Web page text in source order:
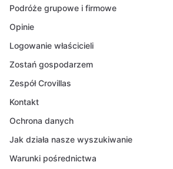
Podróże grupowe i firmowe
Opinie
Logowanie właścicieli
Zostań gospodarzem
Zespół Crovillas
Kontakt
Ochrona danych
Jak działa nasze wyszukiwanie
Warunki pośrednictwa